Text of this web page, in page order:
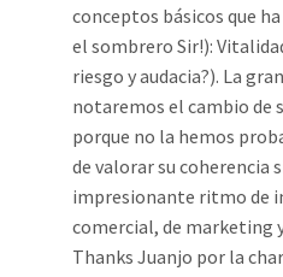
conceptos básicos que
el sombrero Sir!):
riesgo y audacia?). La
notaremos el cambio de
porque no la hemos
de valorar su coherencia
impresionante ritmo de
comercial, de marketing
Thanks Juanjo por la